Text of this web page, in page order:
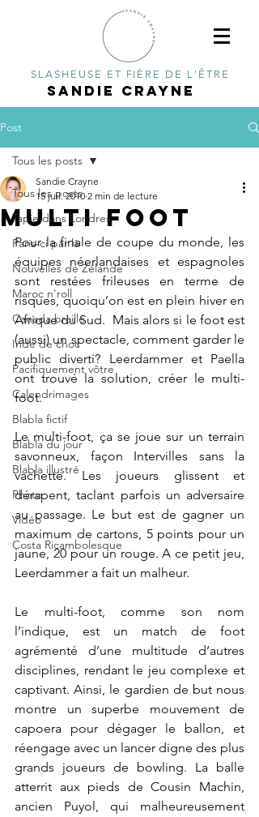
SLASHEUSE ET FIÈRE DE L'ÊTRE
SANDIE CRAYNE
Post
Tous les posts
Tapie dans Londres
Paris-ci par là
Nouvelles de Zélande
Maroc n'roll
Canada braille
Inde de choc
Pacifiquement vôtre
Calendrimages
Blabla fictif
Blabla du jour
Blabla illustré
Photo
Vidéo
Costa Ricambolesque
Tous les posts
Multi foot
Sandie Crayne
15 juil. 2010 2 min de lecture
Pour la finale de coupe du monde, les
équipes néerlandaises et espagnoles
sont restées frileuses en terme de
risques, quoiqu’on est en plein hiver en
Afrique du Sud.  Mais alors si le foot est
(aussi) un spectacle, comment garder le
public diverti? Leerdammer et Paella
ont trouvé la solution, créer le multi-
foot.
Le multi-foot, ça se joue sur un terrain
savonneux, façon Intervilles sans la
vachette. Les joueurs glissent et
dérapent, taclant parfois un adversaire
au passage. Le but est de gagner un
maximum de cartons, 5 points pour un
jaune, 20 pour un rouge. A ce petit jeu,
Leerdammer a fait un malheur.
Le multi-foot, comme son nom
l’indique, est un match de foot
agrémenté d’une multitude d’autres
disciplines, rendant le jeu complexe et
captivant. Ainsi, le gardien de but nous
montre un superbe mouvement de
capoera pour dégager le ballon, et
réengage avec un lancer digne des plus
grands joueurs de bowling. La balle
atterrit aux pieds de Cousin Machin,
ancien Puyol, qui malheureusement